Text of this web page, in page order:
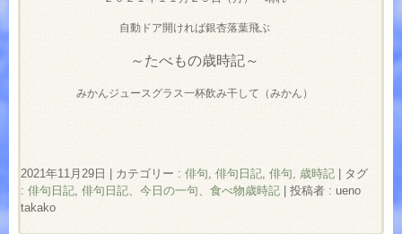
自動ドア開ければ銀杏落葉飛ぶ
～たべもの歳時記～
みかんジュースグラス一杯飲み干して（みかん）
2021年11月29日 カテゴリー : 俳句 俳句日記 俳句, 歳時記
タグ
: 俳句日記 俳句日記、今日の一句、食べ物歳時記
投稿者 : ueno
takako